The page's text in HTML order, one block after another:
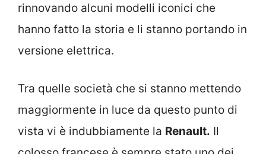
rinnovando alcuni modelli iconici che
hanno fatto la storia e li stanno portando in
versione elettrica.
Tra quelle società che si stanno mettendo
maggiormente in luce da questo punto di
vista vi è indubbiamente la Renault. Il